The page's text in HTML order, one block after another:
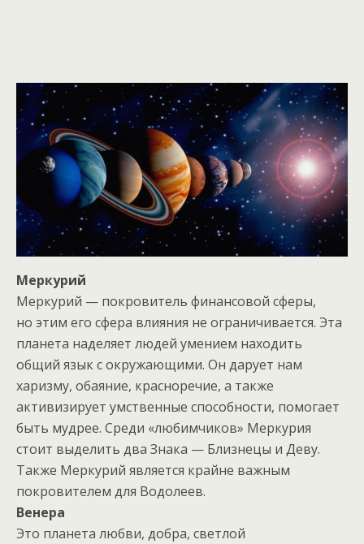
Меркурий
Меркурий — покровитель финансовой сферы,
но этим его сфера влияния не ограничивается. Эта
планета наделяет людей умением находить
общий язык с окружающими. Он дарует нам
харизму, обаяние, красноречие, а также
активизирует умственные способности, помогает
быть мудрее. Среди «любимчиков» Меркурия
стоит выделить два Знака — Близнецы и Деву.
Также Меркурий является крайне важным
покровителем для Водолеев.
Венера
Это планета любви, добра, светлой